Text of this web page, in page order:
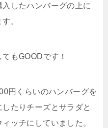
したハンバーグの上に
。
もGOODです！
円くらいのハンバーグを
たりチーズとサラダと
ッチにしていました。